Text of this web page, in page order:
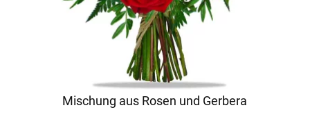
Mischung aus Rosen und Gerbera